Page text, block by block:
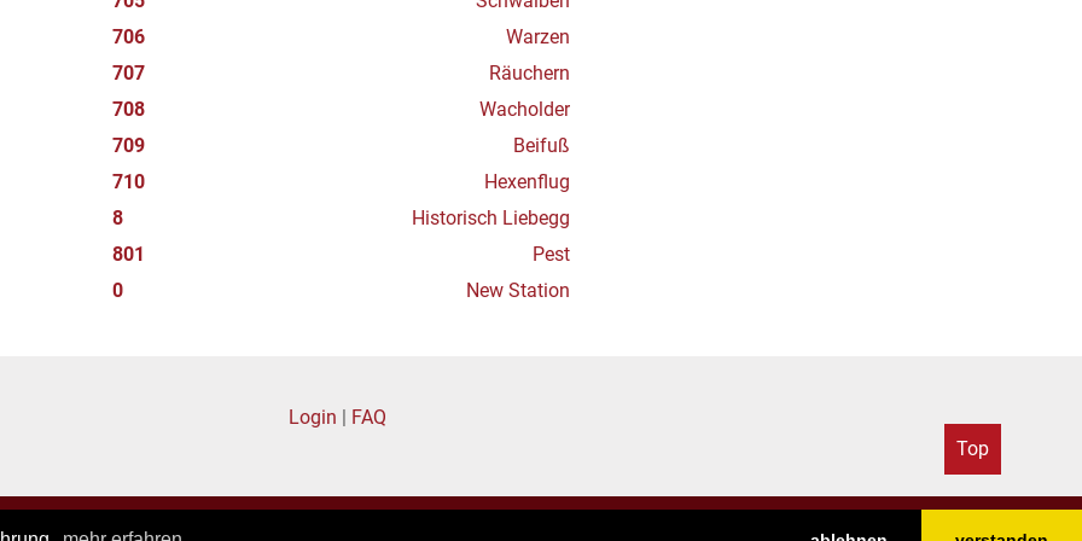
706
Warzen
707
Räuchern
708
Wacholder
709
Beifuß
710
Hexenflug
8
Historisch Liebegg
801
Pest
0
New Station
Login | FAQ
policy|General terms of business
Top